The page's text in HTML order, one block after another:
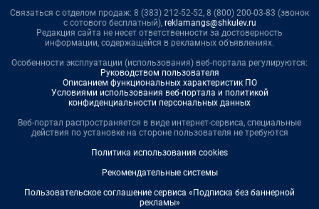
Связаться с отделом продаж: 8 (383) 212-52-52, 8 (800) 200-03-83 (звонок
с сотового бесплатный), reklamangs@shkulev.ru
Редакция сайта не несет ответственности за достоверность
информации, содержащейся в рекламных объявлениях.
Особенности эксплуатации (использования) веб-портала регулируются:
Руководством пользователя
Описанием функциональных характеристик ПО
Условиями использования веб-портала и политикой
конфиденциальности персональных данных
Веб-портал распространяется в виде интернет-сервиса, специальные
действия по установке на стороне пользователя не требуются
Политика использования cookies
Рекомендательные системы
Пользовательское соглашение сервиса «Подписка без баннерной
рекламы»